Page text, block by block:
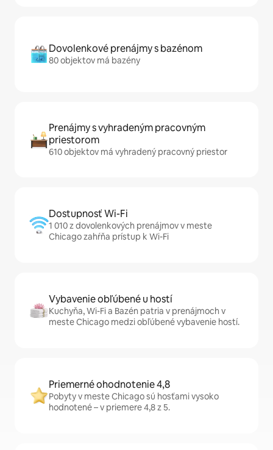
Dovolenkové prenájmy s bazénom
80 objektov má bazény
Prenájmy s vyhradeným pracovným
priestorom
610 objektov má vyhradený pracovný priestor
Dostupnosť Wi-Fi
1 010 z dovolenkových prenájmov v meste
Chicago zahŕňa prístup k Wi-Fi
Vybavenie obľúbené u hostí
Kuchyňa, Wi-Fi a Bazén patria v prenájmoch v
meste Chicago medzi obľúbené vybavenie hostí.
Priemerné ohodnotenie 4,8
Pobyty v meste Chicago sú hosťami vysoko
hodnotené – v priemere 4,8 z 5.